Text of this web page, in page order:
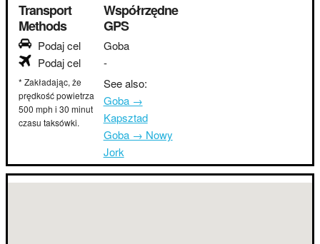
Transport
Methods
Podaj cel
Podaj cel
* Zakładając, że
prędkość powietrza
500 mph i 30 minut
czasu taksówki.
Współrzędne
GPS
Goba
-
See also:
Goba →
Kapsztad
Goba → Nowy
Jork